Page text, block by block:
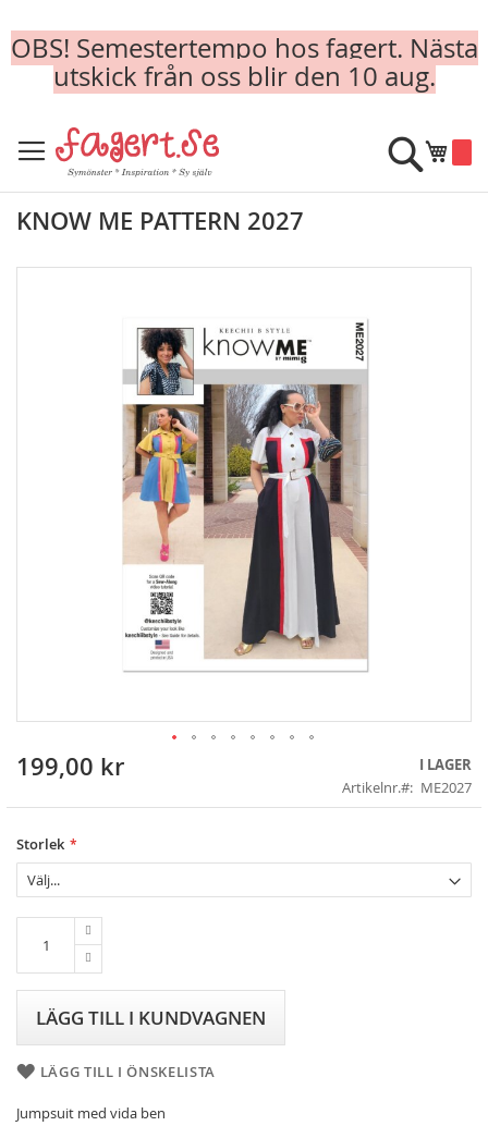
OBS! Semestertempo hos fagert. Nästa
utskick från oss blir den 10 aug.
to
Content
Min
Sök
KNOW ME PATTERN 2027
Skip
the
of
the
images
gallery
199,00 kr
I LAGER
Artikelnr.
ME2027
Storlek
LÄGG TILL I KUNDVAGNEN
LÄGG TILL I ÖNSKELISTA
Jumpsuit med vida ben